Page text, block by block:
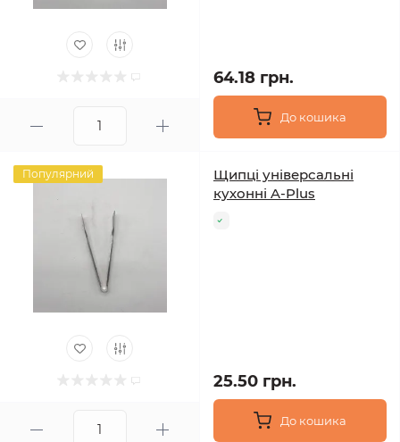
64.18 грн.
До кошика
Популярний
Щипці універсальні
кухонні A-Plus
25.50 грн.
До кошика